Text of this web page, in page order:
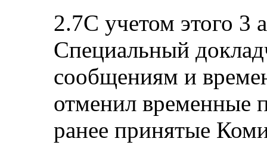
2.7С учетом этого 3
Специальный
сообщениям и
отменил временные
ранее принятые